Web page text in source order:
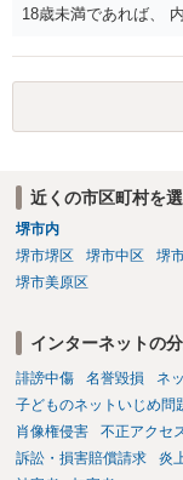
実績として掲載する
の同意があれば別で
り、公開中のサイト
は限りません。 人物
様、掲載目的、態様
りません。 まず、見
を確認したうえで、「
を許諾しない」と書面
掲載された場合は、
18歳未満であれば、
画の尺は10分ほど、
して、要求された金
した。 そこから、撮
欲しい、住んでいる
能です。
近くの市区町村を
堺市内
堺市堺区
堺市中区 堺
堺市美原区
インターネットの
誹謗中傷 名誉毀損 ネ
子どものネットいじめ問
肖像権侵害
不正アクセ
訴訟・損害賠償請求
炎